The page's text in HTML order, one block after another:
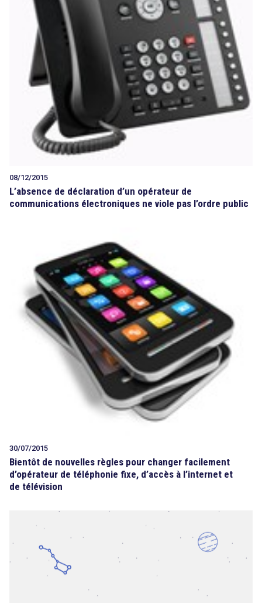
08/12/2015
L’absence de déclaration d’un opérateur de
communications électroniques ne viole pas l’ordre public
30/07/2015
Bientôt de nouvelles règles pour changer facilement
d’opérateur de téléphonie fixe, d’accès à l’internet et
de télévision